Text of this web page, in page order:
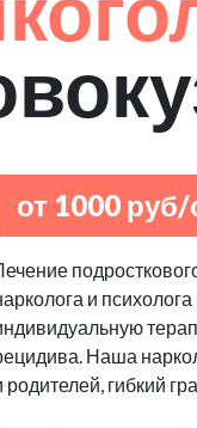
от 1000 руб/
и
Наша
родителей, гибкий